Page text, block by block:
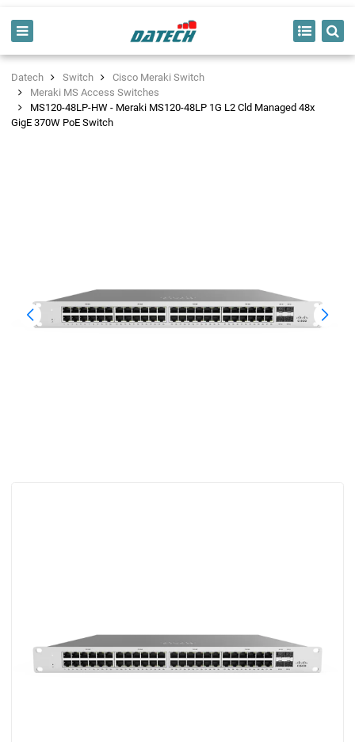
Datech Switch
Cisco Meraki Switch
Meraki MS Access Switches
MS120-48LP-HW - Meraki MS120-48LP 1G L2 Cld Managed 48x
GigE 370W PoE Switch